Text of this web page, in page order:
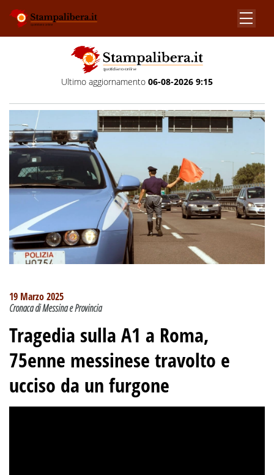
Ultimo aggiornamento 06-08-2026 9:15
19 Marzo 2025
Cronaca di Messina e Provincia
Tragedia sulla A1 a Roma,
75enne messinese travolto e
ucciso da un furgone